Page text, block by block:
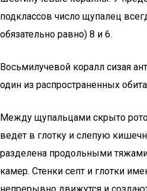
подклассов число щупалец
обязательно равно) 8 и 6.
Восьмилучевой коралл сизая
один из распространенных
Между щупальцами скрыто
ведет в глотку и слепую
разделена продольными
камер. Стенки септ и глотки